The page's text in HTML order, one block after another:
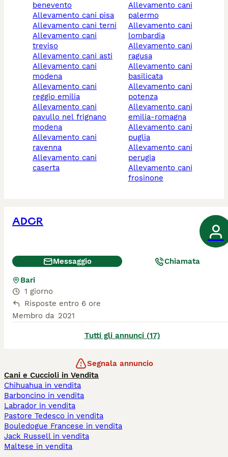
benevento
allevamento cani pisa
allevamento cani terni
allevamento cani
treviso
allevamento cani asti
allevamento cani
modena
allevamento cani
reggio emilia
allevamento cani
pavullo nel frignano
modena
allevamento cani
ravenna
allevamento cani
caserta
allevamento cani
palermo
allevamento cani
lombardia
allevamento cani
ragusa
allevamento cani
basilicata
allevamento cani
potenza
allevamento cani
emilia-romagna
allevamento cani
puglia
allevamento cani
perugia
allevamento cani
frosinone
ADCR
Messaggio Chiamata
Bari
1 giorno
Risposte entro 6 ore
Membro da 2021
Tutti gli annunci (17)
Segnala annuncio
Cani e Cuccioli in Vendita
Chihuahua in vendita
Barboncino in vendita
Labrador in vendita
Pastore Tedesco in vendita
Bouledogue Francese in vendita
Jack Russell in vendita
Maltese in vendita